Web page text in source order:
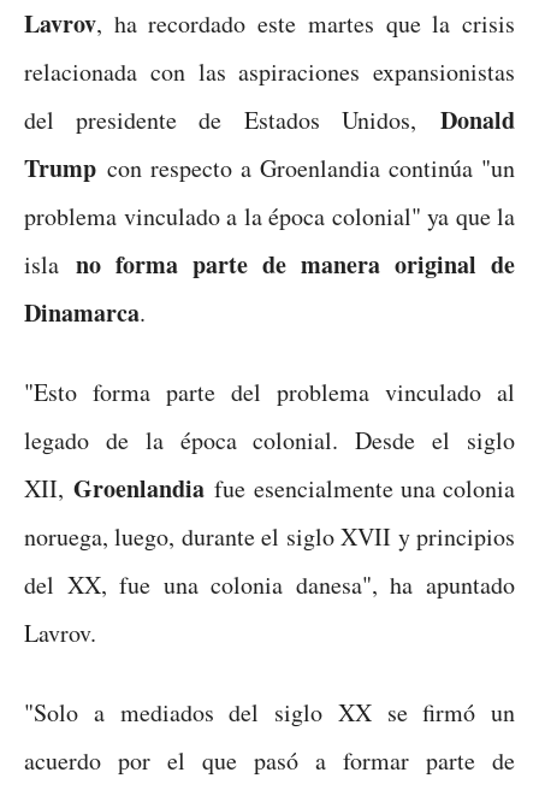
Lavrov, ha recordado este martes que la crisis
relacionada con las aspiraciones expansionistas
del presidente de Estados Unidos, Donald
Trump con respecto a Groenlandia continúa "un
problema vinculado a la época colonial" ya que la
isla no forma parte de manera original de
Dinamarca.
"Esto forma parte del problema vinculado al
legado de la época colonial. Desde el siglo
XII,Groenlandia fue esencialmente una colonia
noruega, luego, durante el siglo XVII y principios
del XX, fue una colonia danesa", ha apuntado
Lavrov.
"Solo a mediados del siglo XX se firmó un
acuerdo por el que pasó a formar parte de